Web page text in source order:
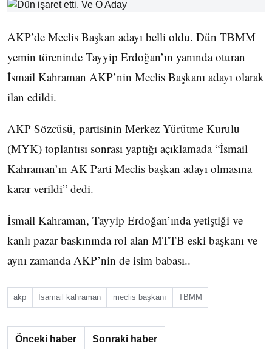
AKP’de Meclis Başkan adayı belli oldu. Dün TBMM
yemin töreninde Tayyip Erdoğan’ın yanında oturan
İsmail Kahraman AKP’nin Meclis Başkanı adayı olarak
ilan edildi.
AKP Sözcüsü, partisinin Merkez Yürütme Kurulu
(MYK) toplantısı sonrası yaptığı açıklamada “İsmail
Kahraman’ın AK Parti Meclis başkan adayı olmasına
karar verildi” dedi.
İsmail Kahraman, Tayyip Erdoğan’ında yetiştiği ve
kanlı pazar baskınında rol alan MTTB eski başkanı ve
aynı zamanda AKP’nin de isim babası..
akp İsamail kahraman meclis başkanı TBMM
Önceki haber Sonraki haber